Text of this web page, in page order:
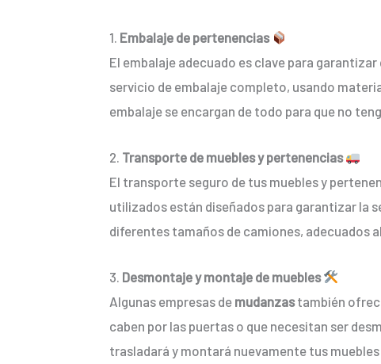
1. Embalaje de pertenencias
El embalaje adecuado es clave para
servicio de embalaje completo, usando
embalaje se encargan de todo para que no
2. Transporte de muebles y pertenencias
El transporte seguro de tus muebles y
utilizados están diseñados para garantizar la
diferentes tamaños de camiones, adecuados
3. Desmontaje y montaje de muebles
Algunas empresas de mudanzastambién
caben por las puertas o que necesitan ser
trasladará y montará nuevamente tus